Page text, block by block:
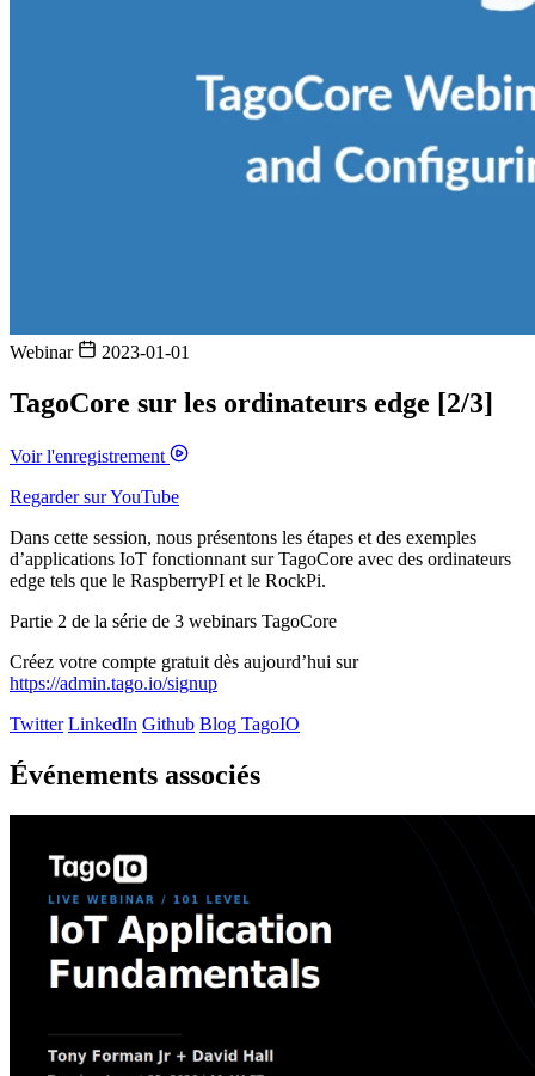
Webinar 2023-01-01
TagoCore sur les ordinateurs edge [2/3]
Voir l'enregistrement
Regarder sur YouTube
Dans cette session, nous présentons les étapes et des exemples
d’applications IoT fonctionnant sur TagoCore avec des ordinateurs
edge tels que le RaspberryPI et le RockPi.
Partie 2 de la série de 3 webinars TagoCore
Créez votre compte gratuit dès aujourd’hui sur
https://admin.tago.io/signup
Twitter LinkedIn Github Blog TagoIO
Événements associés